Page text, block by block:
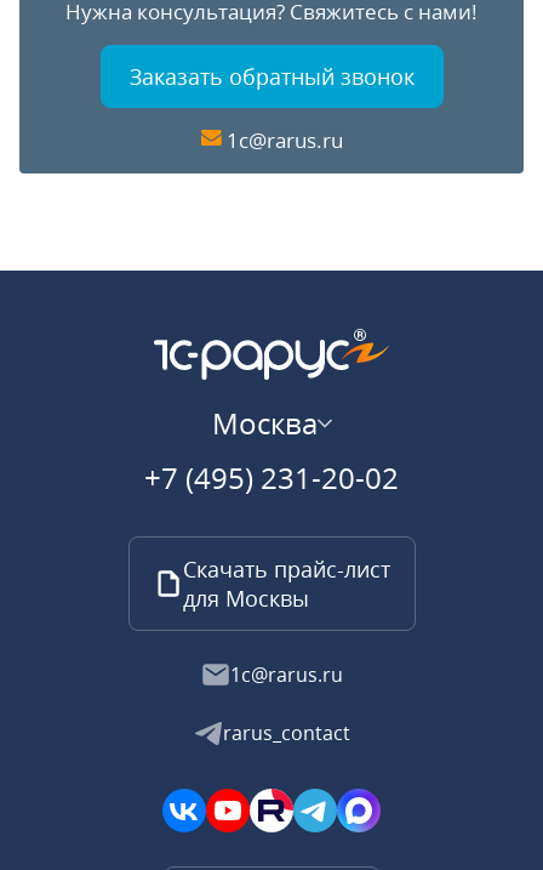
Нужна консультация? Свяжитесь с нами!
Заказать обратный звонок
1c@rarus.ru
Москва
+7 (495) 231-20-02
Скачать прайс-лист
для Москвы
1c@rarus.ru
rarus_contact